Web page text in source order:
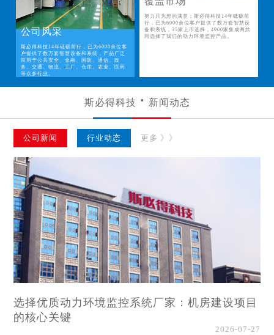
公司风采
斯必得科技14年砥砺前行，已为6000余位客
户提供了数万套智慧设备和系统，产品广泛
应用于公共安全、金融、国防、通信、政
务、交通、物流、工厂、仓库、农业、医药
等众多行业。
努力只为您的满意；斯必得科技14年砥砺前
行，已为6000余位客户提供了数万套智慧设
备和系统，35家上市选择，4900家集成商共
同选择了我们的动力环境监控产品。
斯必得科技 新闻动态
公司新闻 行业动态 更多 》》
选择优质动力环境监控系统厂家：机房建设项目
的核心关键
2026-07-27